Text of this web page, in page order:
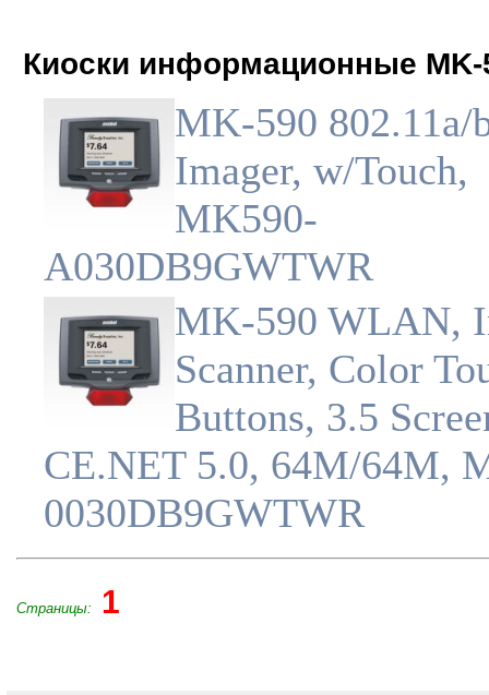
Киоски информационные MK-
MK-590 802.11a/
Imager, w/Touch,
MK590-
A030DB9GWTWR
MK-590 WLAN,
Scanner, Color
Buttons, 3.5
CE.NET 5.0, 64M/64M,
0030DB9GWTWR
Страницы: 1